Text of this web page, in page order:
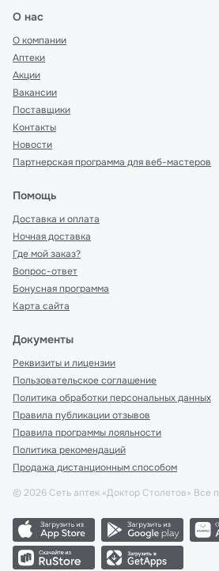
О нас
О компании
Аптеки
Акции
Вакансии
Поставщики
Контакты
Новости
Партнерская программа для веб-мастеров
Помощь
Доставка и оплата
Ночная доставка
Где мой заказ?
Вопрос-ответ
Бонусная программа
Карта сайта
Документы
Реквизиты и лицензии
Пользовательское соглашение
Политика обработки персональных данных
Правила публикации отзывов
Правила программы лояльности
Политика рекомендаций
Продажа дистанционным способом
© 2026 Сеть аптек «Доктор Столетов» Все